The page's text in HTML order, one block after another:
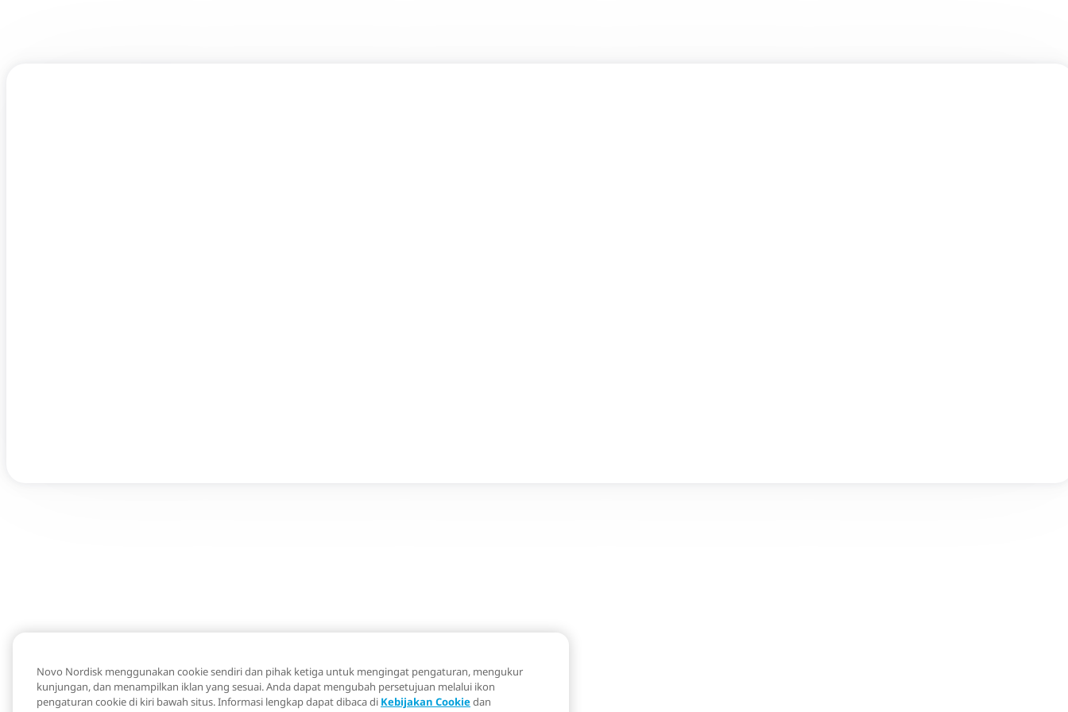
Novo Nordisk menggunakan cookie sendiri dan pihak ketiga untuk mengingat pengaturan, mengukur
kunjungan, dan menampilkan iklan yang sesuai. Anda dapat mengubah persetujuan melalui ikon
pengaturan cookie di kiri bawah situs. Informasi lengkap dapat dibaca di Kebijakan Cookiedan